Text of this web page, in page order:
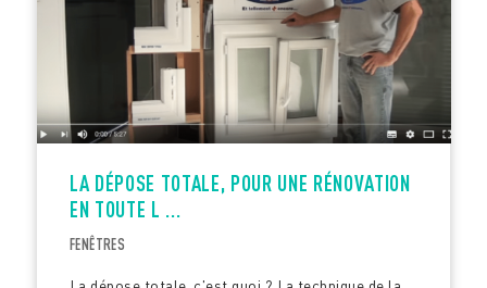
LA DÉPOSE TOTALE, POUR UNE RÉNOVATION
EN TOUTE L ...
FENÊTRES